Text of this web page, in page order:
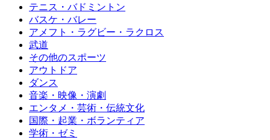
テニス・バドミントン
バスケ・バレー
アメフト・ラグビー・ラクロス
武道
その他のスポーツ
アウトドア
ダンス
音楽・映像・演劇
エンタメ・芸術・伝統文化
国際・起業・ボランティア
学術・ゼミ